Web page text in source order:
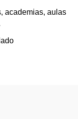
academias, aulas